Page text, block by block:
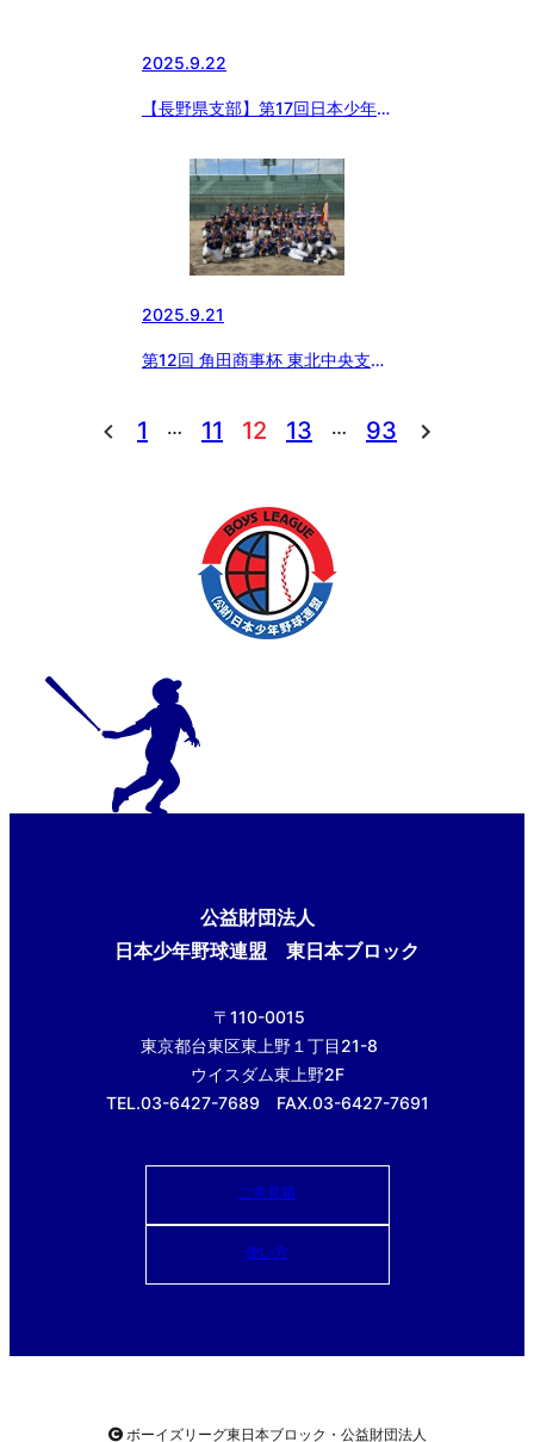
2025.9.22
【長野県支部】第17回日本少年
回日本少年野球春季全国大会長野
県支部予選）
2025.9.21
第12回 角田商事杯 東北中央支
1 … 11 12 13 … 93
公益財団法人
日本少年野球連盟 東日本ブロック
〒110-0015
東京都台東区東上野１丁目21-8
ウイスダム東上野2F
TEL.03-6427-7689 FAX.03-6427-7691
ご意見箱
使い方
ボーイズリーグ東日本ブロック・公益財団法人